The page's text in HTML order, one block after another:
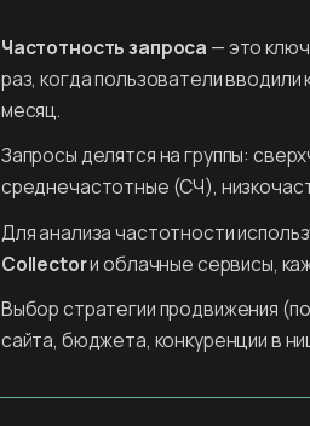
Частотность запроса — это
раз, когда пользователи
месяц.
Запросы делятся на группы:
среднечастотные (СЧ),
Для анализа частотности
Collectorи облачные сервисы,
Выбор стратегии продвижения
сайта, бюджета, конкуренции в